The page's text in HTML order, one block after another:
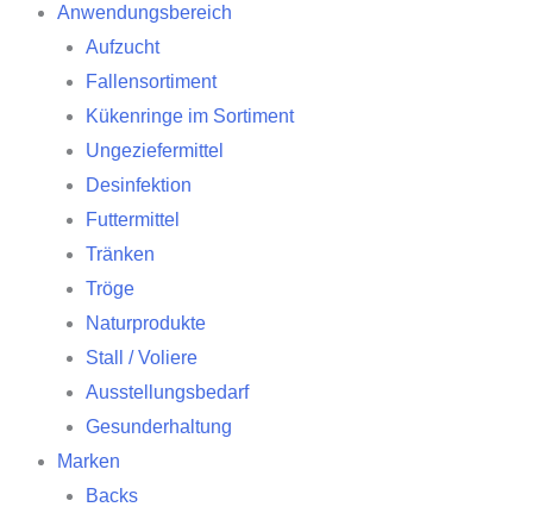
Anwendungsbereich
Aufzucht
Fallensortiment
Kükenringe im Sortiment
Ungeziefermittel
Desinfektion
Futtermittel
Tränken
Tröge
Naturprodukte
Stall / Voliere
Ausstellungsbedarf
Gesunderhaltung
Marken
Backs